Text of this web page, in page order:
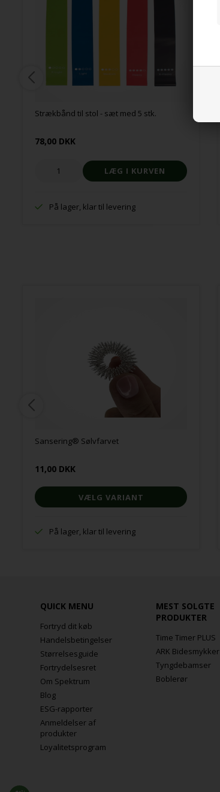
Strækbånd til stol - sæt med 5 stk.
78,00 DKK
På lager, klar til levering
Sansering® Sølvfarvet
11,00 DKK
VÆLG VARIANT
På lager, klar til levering
QUICK MENU
Fortryd dit køb
Handelsbetingelser
Størrelsesguide
Fortrydelsesret
Om Spektrum
Blog
ESG-rapporter
Anmeldelser af
produkter
Loyalitetsprogram
MEST SOLGTE
PRODUKTER
Time Timer PLUS
ARK Bidesmykker
Tyngdebamser
Boblerør